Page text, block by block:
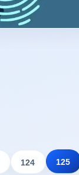
124 125